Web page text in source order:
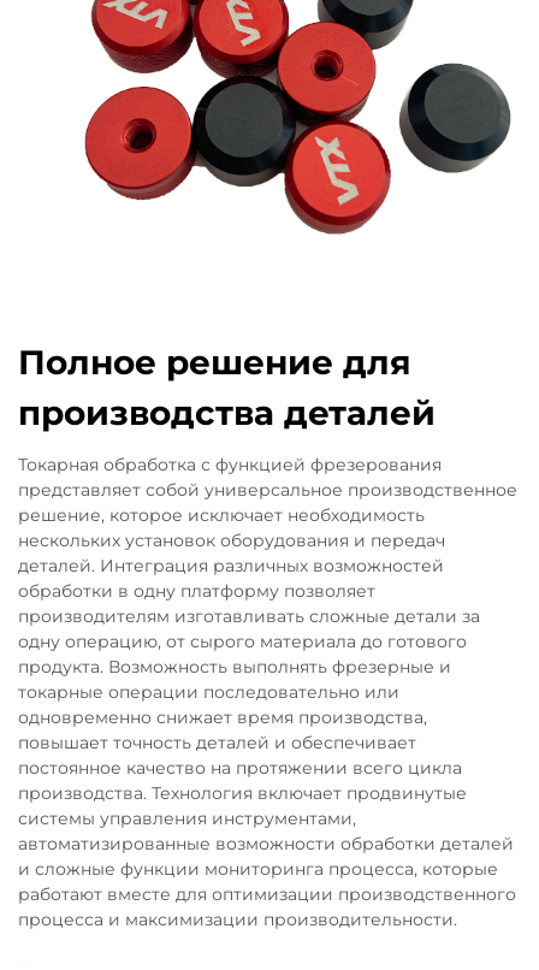
Полное решение для
производства деталей
Токарная обработка с функцией фрезерования
представляет собой универсальное производственное
решение, которое исключает необходимость
нескольких установок оборудования и передач
деталей. Интеграция различных возможностей
обработки в одну платформу позволяет
производителям изготавливать сложные детали за
одну операцию, от сырого материала до готового
продукта. Возможность выполнять фрезерные и
токарные операции последовательно или
одновременно снижает время производства,
повышает точность деталей и обеспечивает
постоянное качество на протяжении всего цикла
производства. Технология включает продвинутые
системы управления инструментами,
автоматизированные возможности обработки деталей
и сложные функции мониторинга процесса, которые
работают вместе для оптимизации производственного
процесса и максимизации производительности.